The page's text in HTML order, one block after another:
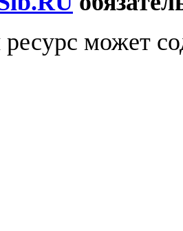
может